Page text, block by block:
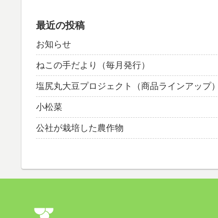
最近の投稿
お知らせ
ねこの手だより（毎月発行）
塩尻丸大豆プロジェクト（商品ラインアップ
小松菜
公社が栽培した農作物